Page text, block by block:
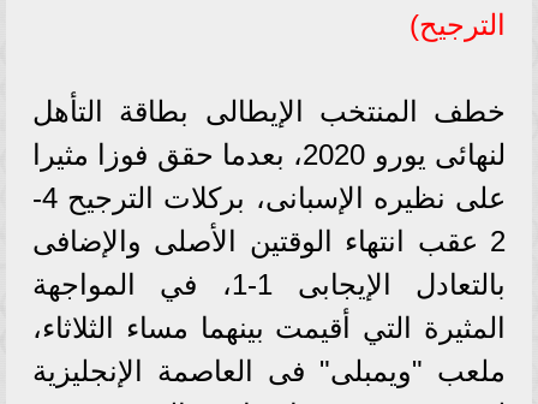
الترجيح)
خطف المنتخب الإيطالى بطاقة التأهل
لنهائى يورو 2020، بعدما حقق فوزا مثيرا
على نظيره الإسبانى، بركلات الترجيح 4-
2 عقب انتهاء الوقتين الأصلى والإضافى
بالتعادل الإيجابى 1-1، في المواجهة
المثيرة التي أقيمت بينهما مساء الثلاثاء،
ملعب "ويمبلى" فى العاصمة الإنجليزية